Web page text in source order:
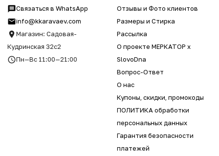
Связаться в WhatsApp
info@kkaravaev.com
Магазин: Садовая-
Кудринская 32с2
Пн—Вс 11:00—21:00
Отзывы и Фото клиентов
Размеры и Стирка
Рассылка
О проекте МЕРКАТОР x
SlovoDna
Вопрос-Ответ
О нас
Купоны, скидки, промокоды
ПОЛИТИКА обработки
персональных данных
Гарантия безопасности
платежей